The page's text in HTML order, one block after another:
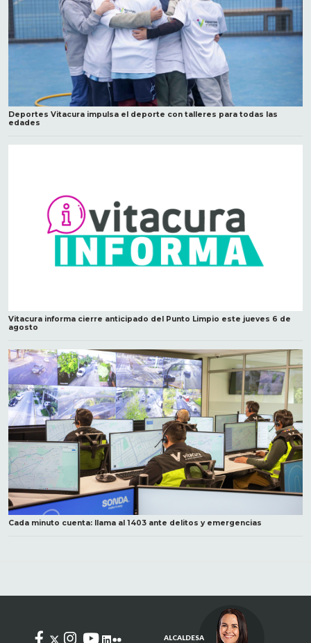
Deportes Vitacura impulsa el deporte con talleres para todas las
edades
Vitacura informa cierre anticipado del Punto Limpio este jueves 6 de
agosto
Cada minuto cuenta: llama al 1403 ante delitos y emergencias
ALCALDESA